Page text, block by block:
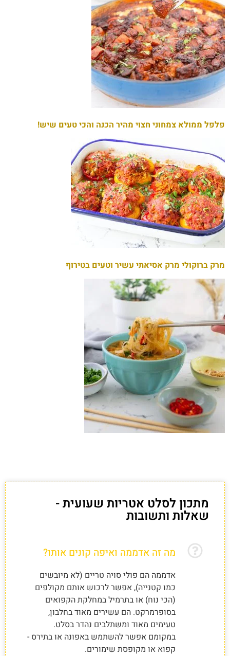
פלפל ממולא צמחוני חצוי מהיר הכנה והכי טעים שיש!
מרק ברוקולי מרק אסיאתי עשיר וטעים בטירוף
מתכון לסלט אטריות שעועית -
שאלות ותשובות
מה זה אדממה ואיפה קונים אותו?
אדממה הם פולי סויה טריים (לא מיובשים
כמו קטנייה), אפשר לרכוש אותם מקולפים
(הכי נוח) או בתרמיל במחלקת הקפואים
בסופרמרקט. הם עשירים מאוד בחלבון,
טעימים מאוד ומשתלבים נהדר בסלט.
במקומם אפשר להשתמש באפונה או בתירס -
קפוא או מקופסת שימורים.